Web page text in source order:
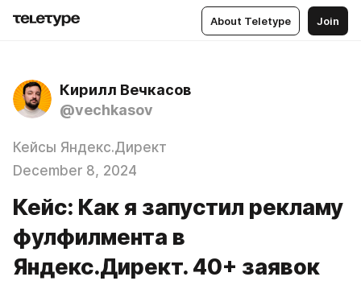
About Teletype Join
Кирилл Вечкасов
@vechkasov
Кейсы Яндекс.Директ
December 8, 2024
Кейс: Как я запустил рекламу
фулфилмента в
Яндекс.Директ. 40+ заявок